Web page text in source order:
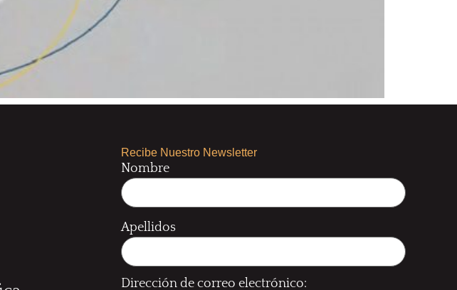
Recibe Nuestro Newsletter
Nombre
Apellidos
Dirección de correo electrónico: